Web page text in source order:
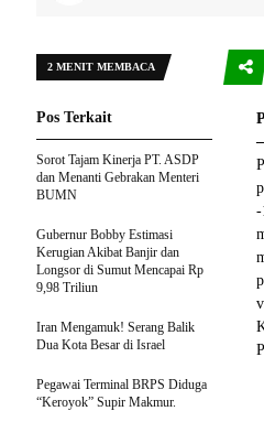
2 MENIT MEMBACA
–
-
Pos Terkait
Sorot Tajam Kinerja PT. ASDP
dan Menanti Gebrakan Menteri
BUMN
Gubernur Bobby Estimasi
Kerugian Akibat Banjir dan
Longsor di Sumut Mencapai Rp
9,98 Triliun
Iran Mengamuk! Serang Balik
Dua Kota Besar di Israel
Pegawai Terminal BRPS Diduga
“Keroyok” Supir Makmur.